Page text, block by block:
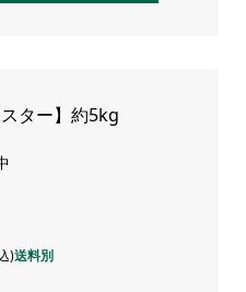
ター】約5kg
)送料別